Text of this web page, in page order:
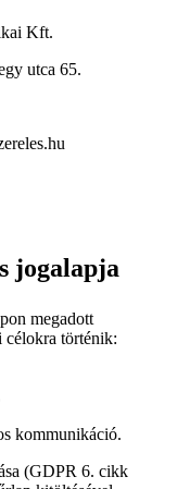
Kft.
utca 65.
jogalapja
megadott
célokra történik:
kommunikáció.
(GDPR 6. cikk